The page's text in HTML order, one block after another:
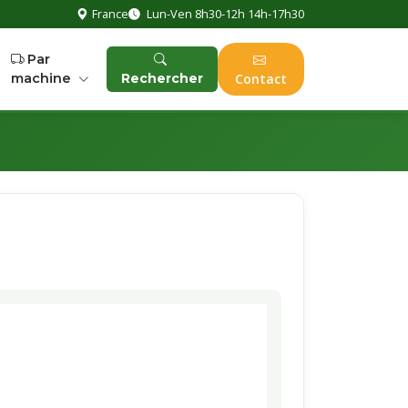
France Lun-Ven 8h30-12h 14h-17h30
Par
machine
Rechercher Contact